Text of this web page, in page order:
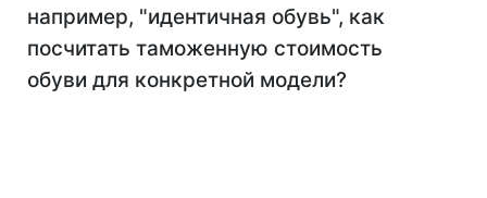
например, "идентичная обувь", как
посчитать таможенную стоимость
обуви для конкретной модели?